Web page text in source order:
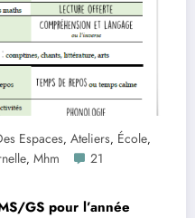
Espaces, Ateliers, École,
, Mhm
21
GS pour l’année